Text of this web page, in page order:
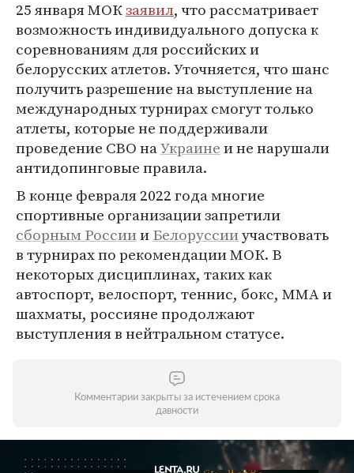
25 января МОКзаявил, что рассматривает
возможность индивидуального допуска к
соревнованиям для российских и
белорусских атлетов. Уточняется, что шанс
получить разрешение на выступление на
международных турнирах смогут только
атлеты, которые не поддерживали
проведение СВО наУкраинеи не нарушали
антидопинговые правила.
В конце февраля 2022 года многие
спортивные организации запретили
сборным РоссиииБелоруссииучаствовать
в турнирах по рекомендации МОК. В
некоторых дисциплинах, таких как
автоспорт, велоспорт, теннис, бокс, ММА и
шахматы, россияне продолжают
выступления в нейтральном статусе.
Комментарии закрыты за истечением срока
давности